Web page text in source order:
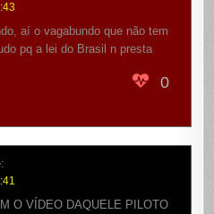
aí o vagabundo que não tem
pq a lei do Brasil n presta
0
O VÍDEO DAQUELE PILOTO